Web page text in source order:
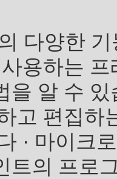
다양한
용하는
을 알 수
고 편집하
· 마이크
트의 프로